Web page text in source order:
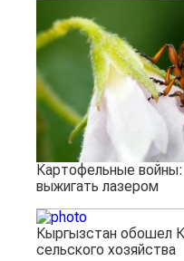
Картофельные
выжигать лазером
Кыргызстан обошел
сельского хозяйства